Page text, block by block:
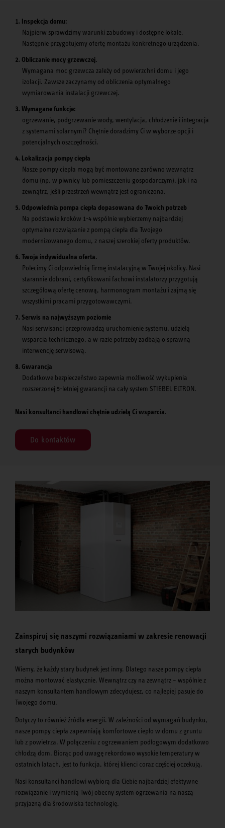
Inspekcja domu:
Najpierw sprawdzimy warunki zabudowy i dostępne lokale.
Następnie przygotujemy ofertę montażu konkretnego urządzenia.
Obliczanie mocy grzewczej.
Wymagana moc grzewcza zależy od powierzchni domu i jego
izolacji. Zawsze zaczynamy od obliczenia optymalnego
wymiarowania instalacji grzewczej.
Wymagane funkcje:
ogrzewanie, podgrzewanie wody, wentylacja, chłodzenie i integracja
z systemami solarnymi? Chętnie doradzimy Ci w wyborze opcji i
potencjalnych oszczędności.
Lokalizacja pompy ciepła
Nasze pompy ciepła mogą być montowane zarówno wewnątrz
domu (np. w piwnicy lub pomieszczeniu gospodarczym), jak i na
zewnątrz, jeśli przestrzeń wewnątrz jest ograniczona.
Odpowiednia pompa ciepła dopasowana do Twoich potrzeb
Na podstawie kroków 1-4 wspólnie wybierzemy najbardziej
optymalne rozwiązanie z pompą ciepła dla Twojego
modernizowanego domu, z naszej szerokiej oferty produktów.
Twoja indywidualna oferta.
Polecimy Ci odpowiednią firmę instalacyjną w Twojej okolicy. Nasi
starannie dobrani, certyfikowani fachowi instalatorzy przygotują
szczegółową ofertę cenową, harmonogram montażu i zajmą się
wszystkimi pracami przygotowawczymi.
Serwis na najwyższym poziomie
Nasi serwisanci przeprowadzą uruchomienie systemu, udzielą
wsparcia technicznego, a w razie potrzeby zadbają o sprawną
interwencję serwisową.
Gwarancja
Dodatkowe bezpieczeństwo zapewnia możliwość wykupienia
rozszerzonej 5-letniej gwarancji na cały system STIEBEL ELTRON.
Nasi konsultanci handlowi chętnie udzielą Ci wsparcia.
Do kontaktów
Zainspiruj się naszymi rozwiązaniami w zakresie renowacji
starych budynków
Wiemy, że każdy stary budynek jest inny. Dlatego nasze pompy ciepła
można montować elastycznie. Wewnątrz czy na zewnątrz – wspólnie z
naszym konsultantem handlowym zdecydujesz, co najlepiej pasuje do
Twojego domu.
Dotyczy to również źródła energii. W zależności od wymagań budynku,
nasze pompy ciepła zapewniają komfortowe ciepło w domu z gruntu
lub z powietrza. W połączeniu z ogrzewaniem podłogowym dodatkowo
chłodzą dom. Biorąc pod uwagę rekordowo wysokie temperatury w
ostatnich latach, jest to funkcja, której klienci coraz częściej oczekują.
Nasi konsultanci handlowi wybiorą dla Ciebie najbardziej efektywne
rozwiązanie i wymienią Twój obecny system ogrzewania na naszą
przyjazną dla środowiska technologię.